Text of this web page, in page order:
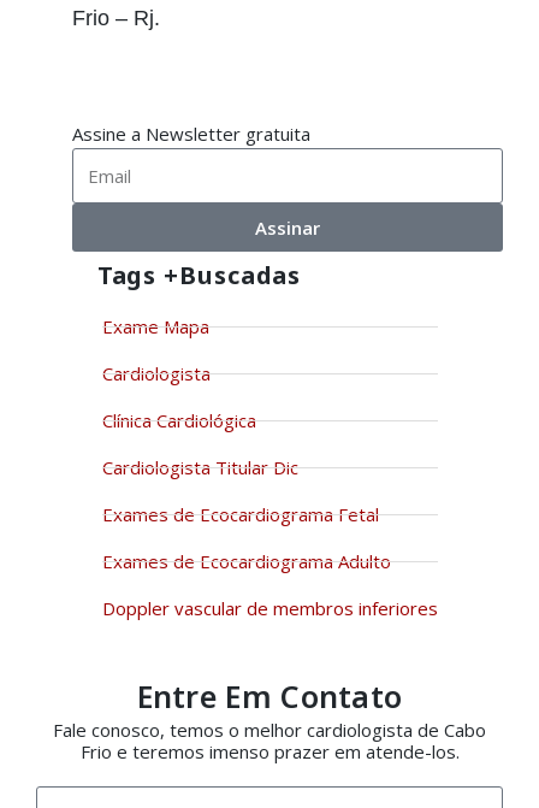
Frio – Rj.
Assine a Newsletter gratuita
Assinar
Tags +buscadas
Exame Mapa
Cardiologista
Clínica Cardiológica
Cardiologista Titular Dic
Exames de Ecocardiograma Fetal
Exames de Ecocardiograma Adulto
Doppler vascular de membros inferiores
Entre Em Contato
Fale conosco, temos o melhor cardiologista de Cabo
Frio e teremos imenso prazer em atende-los.